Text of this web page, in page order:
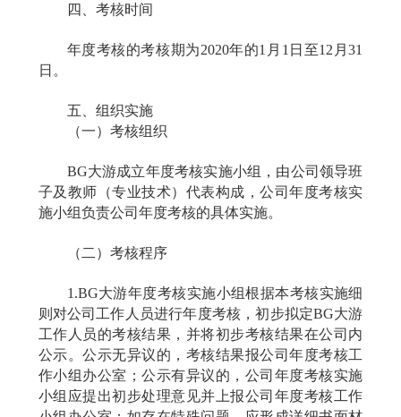
四、考核时间
年度考核的考核期为2020年的1 月 1 日至12 月31
日。
五、组织实施
（一）考核组织
BG大游成立年度考核实施小组，由公司领导班
子及教师（专业技术）代表构成，公司年度考核实
施小组负责公司年度考核的具体实施。
（二）考核程序
1.BG大游年度考核实施小组根据本考核实施细
则对公司工作人员进行年度考核，初步拟定BG大游
工作人员的考核结果，并将初步考核结果在公司内
公示。公示无异议的，考核结果报公司年度考核工
作小组办公室；公示有异议的，公司年度考核实施
小组应提出初步处理意见并上报公司年度考核工作